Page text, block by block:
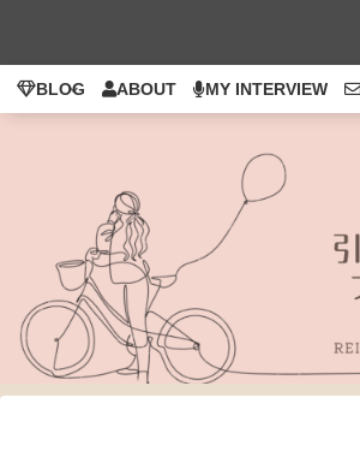
BLOG ABOUT MY INTERVIEW